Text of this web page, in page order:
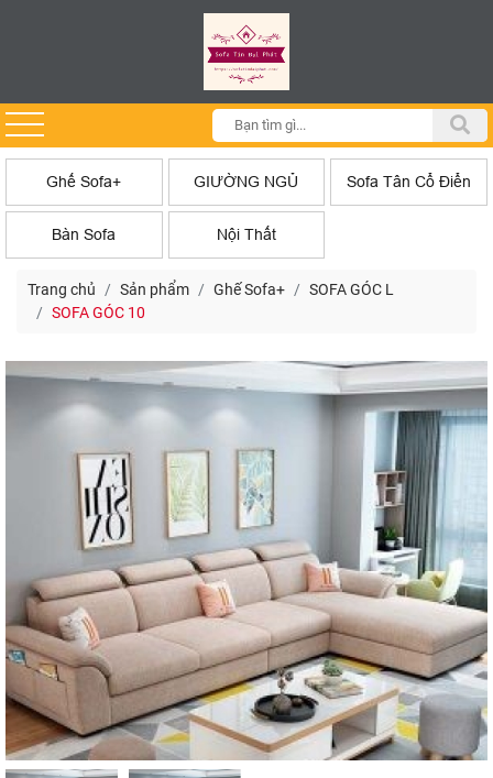
Ghế Sofa+ GIƯỜNG NGỦ Sofa Tân Cổ Điển
Bàn Sofa Nội Thất
Trang chủ Sản phẩm Ghế Sofa+
SOFA GÓC L
SOFA GÓC 10